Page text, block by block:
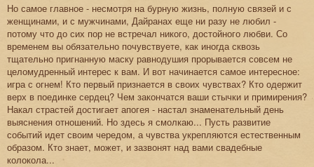
Но самое главное - несмотря на бурную жизнь, полную связей и с
женщинами, и с мужчинами, Дайранах еще ни разу не любил -
потому что до сих пор не встречал никого, достойного любви. Со
временем вы обязательно почувствуете, как иногда сквозь
тщательно пригнанную маску равнодушия прорывается совсем не
целомудренный интерес к вам. И вот начинается самое интересное:
игра с огнем! Кто первый признается в своих чувствах? Кто одержит
верх в поединке сердец? Чем закончатся ваши стычки и примирения?
Накал страстей достигает апогея - настал знаменательный день
выяснения отношений. Но здесь я смолкаю... Пусть развитие
событий идет своим чередом, а чувства укрепляются естественным
образом. Кто знает, может, и зазвонят над вами свадебные
колокола...